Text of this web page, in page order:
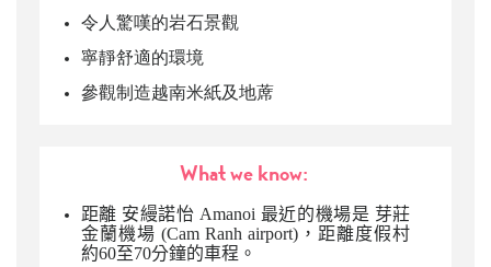
令人驚嘆的岩石景觀
寧靜舒適的環境
參觀制造越南米紙及地蓆
What we know:
距離 安縵諾怡 Amanoi 最近的機場是 芽莊
金蘭機場 (Cam Ranh airport)，距離度假村
約60至70分鐘的車程。